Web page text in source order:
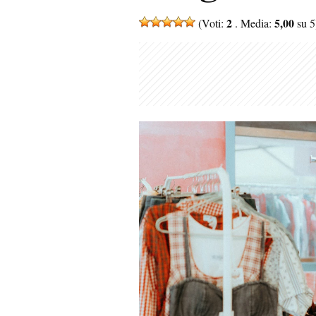
(Voti: 2 . Media: 5,00su